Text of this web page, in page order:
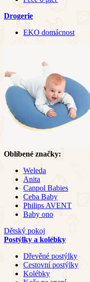
Drogerie
EKO domácnost
Oblíbené značky:
Weleda
Anita
Canpol Babies
Ceba Baby
Philips AVENT
Baby ono
Dětský pokoj
Postýlky a kolébky
Dřevěné postýlky
Cestovní postýlky
Kolébky